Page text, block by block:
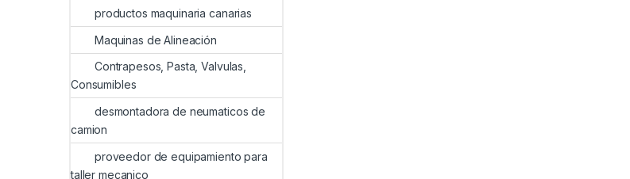
productos maquinaria canarias
Maquinas de Alineación
Contrapesos, Pasta, Valvulas,
Consumibles
desmontadora de neumaticos de
camion
proveedor de equipamiento para
taller mecanico